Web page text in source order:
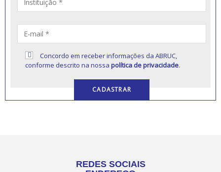
Concordo em receber informações da ABRUC,
conforme descrito na nossapolítica de privacidade.
REDES SOCIAIS